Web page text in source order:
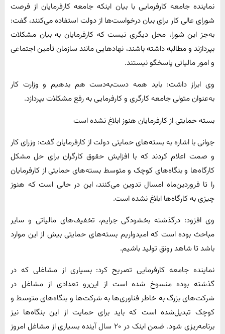
نماینده جامعه کارفرمایی با بیان اینکه جامعه کارفرمایان از فرصت
شورای عالی کار برای بیان درخواست‌ها از دولت استفاده می‌کنند، گفت:
به‌جز این شورا، محل دیگری نیست که کارفرمایان به بیان مشکلات
بپردازند و مطالبه داشته باشند، نهادهایی مانند سازمان تأمین اجتماعی
و امور مالیاتی پاسخگو نیستند.
وی ابراز داشت: باید همه دست‌به‌دست هم بدهیم و وزارت کار
به‌عنوان متولی جامعه کارگری و کارفرمایی به رفع مشکلات بپردازد.
بسته حمایتی از کارفرمایان هنوز ابلاغ نشده است
جوانی با اشاره به بسته‌های حمایتی دولت از کارفرمایان گفت: وزرای کار
و صمت اعلام کردند که با افزایش حقوق کارگران برای حل مشکل
کارگاه‌ها و بنگاه‌های کوچک و متوسط بسته‌های حمایتی از کارفرمایان
را تا فروردین‌ماه امسال تدوین می‌کنند، این در حالی است که هنوز
چیزی به کارگاه‌ها ابلاغ نشده است.
وی افزود: درگذشته بخشودگی جرایم، تخفیف‌های مالیاتی و سایر
مباحث بوده است که امیدواریم بسته‌های حمایتی بیش از این موارد
باشد تا شاهد رونق تولید باشیم.
نماینده جامعه کارفرمایی تصریح کرد: بسیاری از مشاغلی که در
گذشته بوده منسوخ شده است از این‌رو تعدادی از مشاغل در
شرکت‌های بزرگ به خاطر فناوری‌ها به شرکت‌ها و بنگاه‌های متوسط و
کوچک تبدیل‌شده است که باید برای حمایت از این بنگاه‌ها نیز
برنامه‌ریزی شود. ضمن اینک در ۲۰ سال آینده بسیاری از مشاغل امروز